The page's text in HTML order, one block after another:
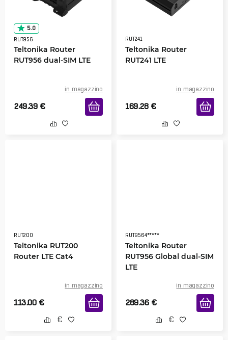
5.0
RUT956
Teltonika Router
RUT956 dual-SIM LTE
in magazzino
249.39 €
RUT241
Teltonika Router
RUT241 LTE
in magazzino
169.28 €
RUT200
Teltonika RUT200
Router LTE Cat4
in magazzino
113.00 €
RUT9564*****
Teltonika Router
RUT956 Global dual-SIM
LTE
in magazzino
289.36 €